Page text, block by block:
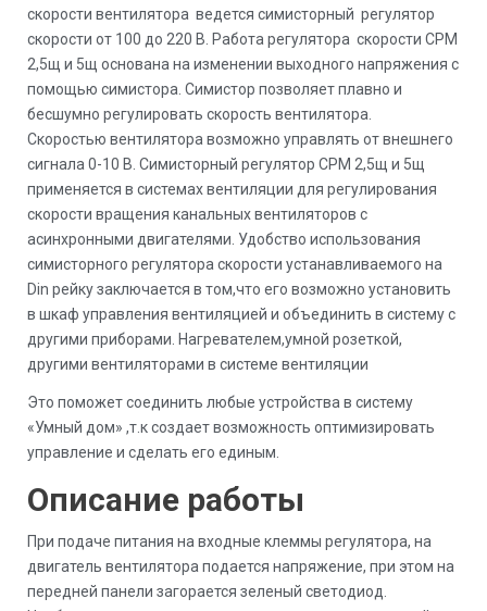
скорости вентилятора ведется симисторный регулятор
скорости от 100 до 220 В. Работа регулятора скорости СРМ
2,5щ и 5щ основана на изменении выходного напряжения с
помощью симистора. Симистор позволяет плавно и
бесшумно регулировать скорость вентилятора.
Скоростью вентилятора возможно управлять от внешнего
сигнала 0-10 В. Симисторный регулятор СРМ 2,5щ и 5щ
применяется в системах вентиляции для регулирования
скорости вращения канальных вентиляторов с
асинхронными двигателями. Удобство использования
симисторного регулятора скорости устанавливаемого на
Din рейку заключается в том,что его возможно установить
в шкаф управления вентиляцией и объединить в систему с
другими приборами. Нагревателем,умной розеткой,
другими вентиляторами в системе вентиляции
Это поможет соединить любые устройства в систему
«Умный дом» ,т.к создает возможность оптимизировать
управление и сделать его единым.
Описание работы
При подаче питания на входные клеммы регулятора, на
двигатель вентилятора подается напряжение, при этом на
передней панели загорается зеленый светодиод.